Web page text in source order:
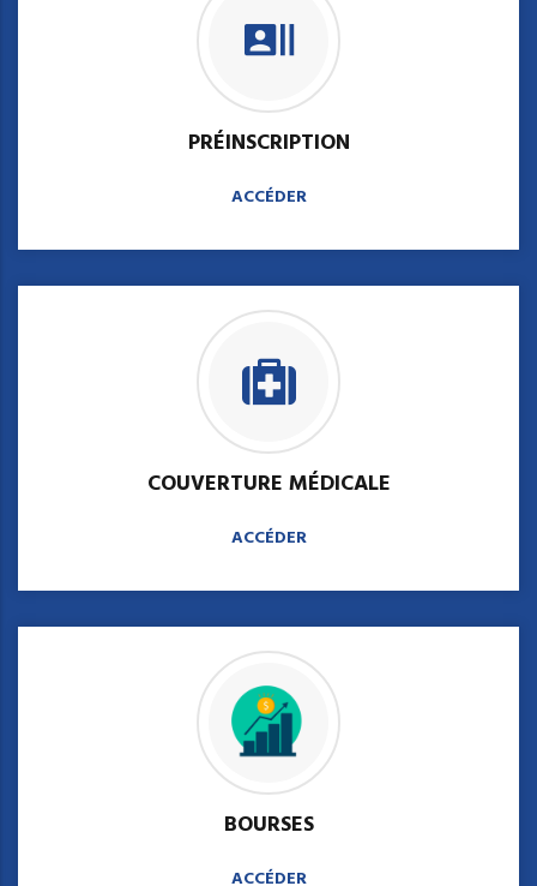
PRÉINSCRIPTION
ACCÉDER
COUVERTURE MÉDICALE
ACCÉDER
BOURSES
ACCÉDER